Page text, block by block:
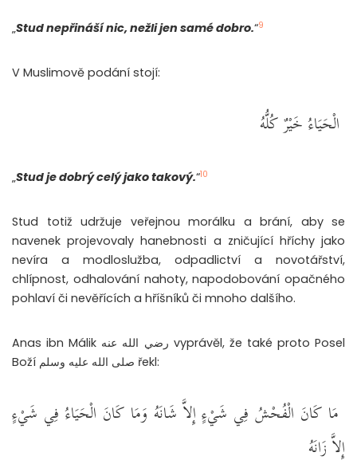
„Stud nepřináší nic, nežli jen samé dobro.“9
V Muslimově podání stojí:
‏ الْحَيَاءُ خَيْرٌ كُلُّهُ ‏
„Stud je dobrý celý jako takový.“10
Stud totiž udržuje veřejnou morálku a brání, aby se
navenek projevovaly hanebnosti a zničující hříchy jako
nevíra a modloslužba, odpadlictví a novotářství,
chlípnost, odhalování nahoty, napodobování opačného
pohlaví či nevěřících a hříšníků či mnoho dalšího.
Anas ibn Málik رضي الله عنه vyprávěl, že také proto Posel
Boží صلى الله عليه وسلم řekl:
‏ مَا كَانَ الْفُحْشُ فِي شَيْءٍ إِلاَّ شَانَهُ وَمَا كَانَ الْحَيَاءُ فِي شَيْءٍ
إِلاَّ زَانَهُ ‏